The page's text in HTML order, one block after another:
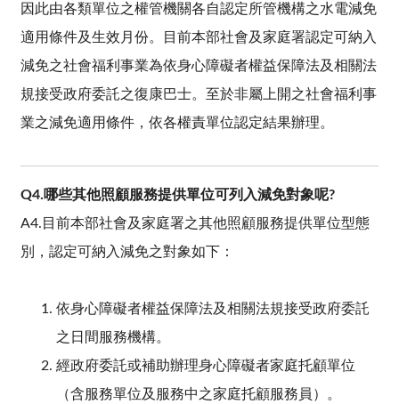
因此由各類單位之權管機關各自認定所管機構之水電減免
適用條件及生效月份。目前本部社會及家庭署認定可納入
減免之社會福利事業為依身心障礙者權益保障法及相關法
規接受政府委託之復康巴士。至於非屬上開之社會福利事
業之減免適用條件，依各權責單位認定結果辦理。
Q4.哪些其他照顧服務提供單位可列入減免對象呢?
A4.目前本部社會及家庭署之其他照顧服務提供單位型態
別，認定可納入減免之對象如下：
依身心障礙者權益保障法及相關法規接受政府委託
之日間服務機構。
經政府委託或補助辦理身心障礙者家庭托顧單位
（含服務單位及服務中之家庭托顧服務員）。